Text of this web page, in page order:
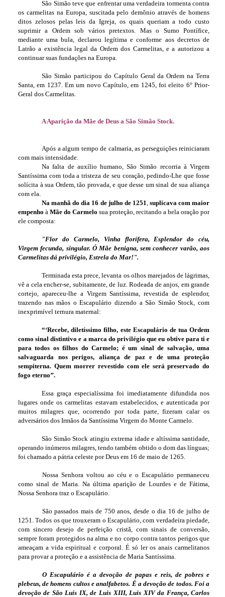
São Simão teve que enfrentar uma verdadeira tormenta contra
os carmelitas na Europa, suscitada pelo demônio através de homens
ditos zelosos pelas leis da Igreja, os quais queriam a todo custo
suprimir a Ordem sob vários pretextos. Mas o Sumo Pontífice,
mediante uma bula, declarou legítima e conforme aos decretos de
Latrão a existência legal da Ordem dos Carmelitas, e a autorizou a
continuar suas fundações na Europa.
São Simão participou do Capítulo Geral da Ordem na Terra
Santa, em 1237. Em um novo Capítulo, em 1245, foi eleito 6° Prior-
Geral dos Carmelitas.
A Aparição da Mãe de Deus a São Simão Stock.
Após a algum tempo de calmaria, as perseguições reiniciaram
com mais intensidade.
Na falta de auxílio humano, São Simão recorria à Virgem
Santíssima com toda a tristeza de seu coração, pedindo-Lhe que fosse
solícita à sua Ordem, tão provada, e que desse um sinal de sua aliança
com ela.
Na manhã do dia 16 de julho de 1251, suplicava com maior
empenho à Mãe do Carmelo sua proteção, recitando a bela oração por
ele composta:
"Flor do Carmelo, Vinha florífera, Esplendor do céu,
Virgem fecunda, singular. Ó Mãe benigna, sem conhecer varão, aos
Carmelitas dá privilégio, Estrela do Mar!".
Terminada esta prece, levanta os olhos marejados de lágrimas,
vê a cela encher-se, subitamente, de luz. Rodeada de anjos, em grande
cortejo, apareceu-lhe a Virgem Santíssima, revestida de esplendor,
trazendo nas mãos o Escapulário dizendo a São Simão Stock, com
inexprimível ternura maternal:
“‘Recebe, diletíssimo filho, este Escapulário de tua Ordem
como sinal distintivo e a marca do privilégio que eu obtive para ti e
para todos os filhos do Carmelo; é um sinal de salvação, uma
salvaguarda nos perigos, aliança de paz e de uma proteção
sempiterna. Quem morrer revestido com ele será preservado do
fogo eterno’’.
Essa graça especialíssima foi imediatamente difundida nos
lugares onde os carmelitas estavam estabelecidos, e autenticada por
muitos milagres que, ocorrendo por toda parte, fizeram calar os
adversários dos Irmãos da Santíssima Virgem do Monte Carmelo.
São Simão Stock atingiu extrema idade e altíssima santidade,
operando inúmeros milagres, tendo também obtido o dom das línguas;
foi chamado a pátria celeste por Deus em 16 de maio de 1265.
Nossa Senhora voltou ao céu e o Escapulário permaneceu
como sinal de Maria. Na última aparição de Lourdes e de Fátima,
Nossa Senhora traz o Escapulário.
São passados mais de 750 anos, desde o dia 16 de julho de
1251. Todos os que trouxeram o Escapulário, com verdadeira piedade,
com sincero desejo de perfeição cristã, com sinais de conversão,
sempre foram protegidos na alma e no corpo contra tantos perigos que
ameaçam a vida espiritual e corporal. É só ler os anais carmelitanos
para provar a proteção e a assistência de Maria Santíssima.
O Escapulário é a devoção de papas e reis, de pobres e
plebeus, de homens cultos e analfabetos. É a devoção de todos. Foi a
devoção de São Luis IX, de Luis XIII, Luis XIV da França, Carlos